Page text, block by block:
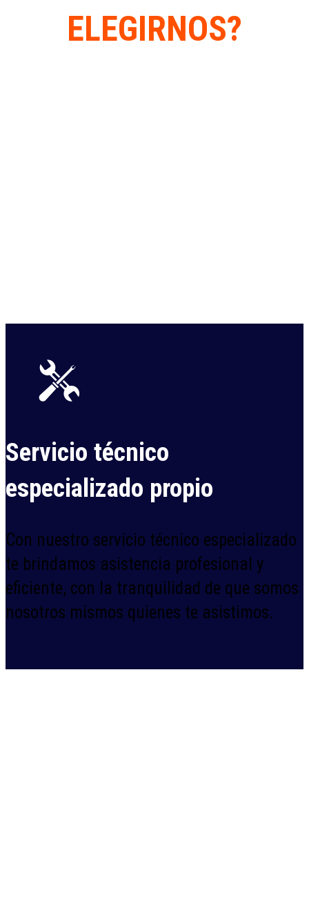
ELEGIRNOS?
Servicio técnico
especializado propio
Con nuestro servicio técnico especializado
te brindamos asistencia profesional y
eficiente, con la tranquilidad de que somos
nosotros mismos quienes te asistimos.